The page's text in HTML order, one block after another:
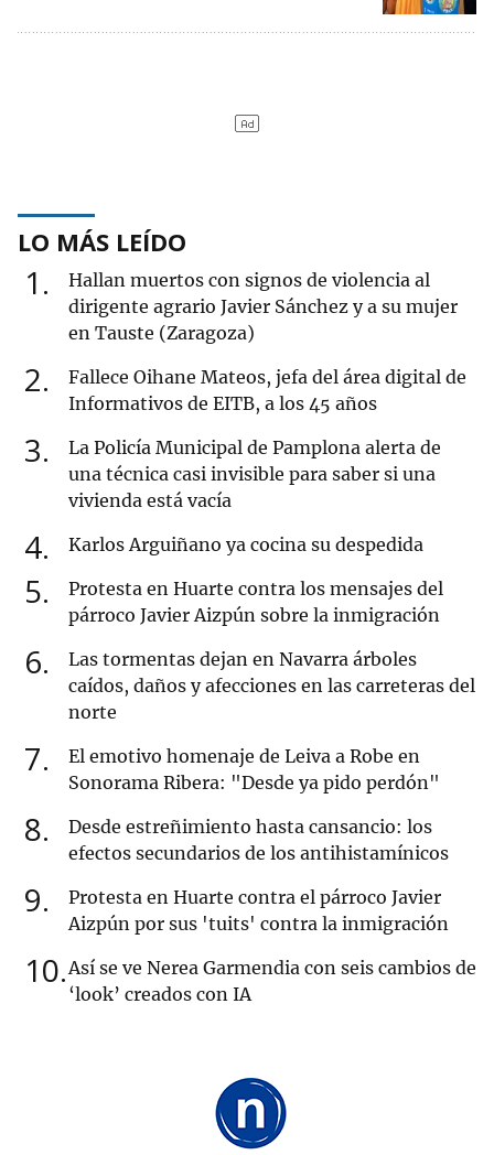
LO MÁS LEÍDO
1
Hallan muertos con signos de violencia al
dirigente agrario Javier Sánchez y a su mujer
en Tauste (Zaragoza)
2
Fallece Oihane Mateos, jefa del área digital de
Informativos de EITB, a los 45 años
3
La Policía Municipal de Pamplona alerta de
una técnica casi invisible para saber si una
vivienda está vacía
4 Karlos Arguiñano ya cocina su despedida
5
Protesta en Huarte contra los mensajes del
párroco Javier Aizpún sobre la inmigración
6
Las tormentas dejan en Navarra árboles
caídos, daños y afecciones en las carreteras del
norte
7
El emotivo homenaje de Leiva a Robe en
Sonorama Ribera: "Desde ya pido perdón"
8
Desde estreñimiento hasta cansancio: los
efectos secundarios de los antihistamínicos
9
Protesta en Huarte contra el párroco Javier
Aizpún por sus 'tuits' contra la inmigración
10 Así se ve Nerea Garmendia con seis cambios de
‘look’ creados con IA